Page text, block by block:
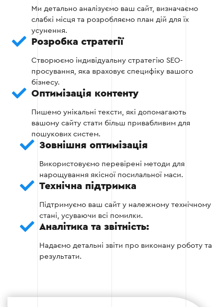
Усунення помилок у коді та налаштування
мобільної адаптивності.
Створення XML-карти сайту і налаштування
robots.txt.
Етап 2
Етап 3 — Внутрішня оптимізація
Оптимізація метатегів і заголовків сторінок.
Використання ключових слів у контенті з
урахуванням природності тексту.
Створення внутрішніх посилань для
покращення навігації сайтом.
Ми детально аналізуємо ваш сайт, визначаємо
слабкі місця та розробляємо план дій для їх
усунення.
Розробка стратегії
Створюємо індивідуальну стратегію SEO-
просування, яка враховує специфіку вашого
бізнесу.
Оптимізація контенту
Пишемо унікальні тексти, які допомагають
вашому сайту стати більш привабливим для
пошукових систем.
Зовнішня оптимізація
Використовуємо перевірені методи для
нарощування якісної посилальної маси.
Технічна підтримка
Підтримуємо ваш сайт у належному технічному
стані, усуваючи всі помилки.
Аналітика та звітність:
Надаємо детальні звіти про виконану роботу та
результати.